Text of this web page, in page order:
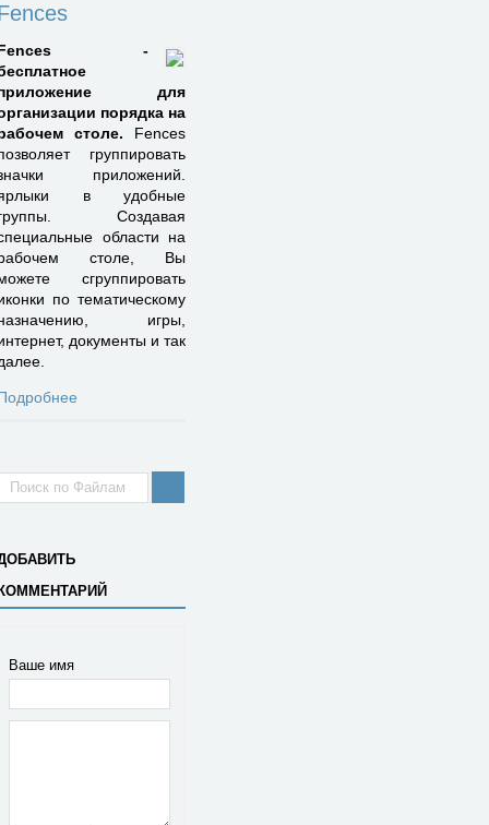
-
для
порядка на
столе. Fences
группировать
приложений.
в удобные
Создавая
области на
столе, Вы
сгруппировать
по тематическому
игры,
документы и так
Ваше имя